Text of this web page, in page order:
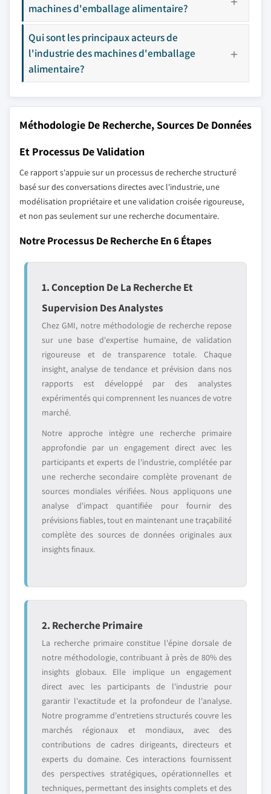
machines d'emballage alimentaire?
Qui sont les principaux acteurs de
l'industrie des machines d'emballage
alimentaire?
Méthodologie De Recherche, Sources De Données
Et Processus De Validation
Ce rapport s'appuie sur un processus de recherche structuré
basé sur des conversations directes avec l'industrie, une
modélisation propriétaire et une validation croisée rigoureuse,
et non pas seulement sur une recherche documentaire.
Notre Processus De Recherche En 6 Étapes
1. Conception De La Recherche Et
Supervision Des Analystes
Chez GMI, notre méthodologie de recherche repose
sur une base d'expertise humaine, de validation
rigoureuse et de transparence totale. Chaque
insight, analyse de tendance et prévision dans nos
rapports est développé par des analystes
expérimentés qui comprennent les nuances de votre
marché.
Notre approche intègre une recherche primaire
approfondie par un engagement direct avec les
participants et experts de l'industrie, complétée par
une recherche secondaire complète provenant de
sources mondiales vérifiées. Nous appliquons une
analyse d'impact quantifiée pour fournir des
prévisions fiables, tout en maintenant une traçabilité
complète des sources de données originales aux
insights finaux.
2. Recherche Primaire
La recherche primaire constitue l'épine dorsale de
notre méthodologie, contribuant à près de 80% des
insights globaux. Elle implique un engagement
direct avec les participants de l'industrie pour
garantir l'exactitude et la profondeur de l'analyse.
Notre programme d'entretiens structurés couvre les
marchés régionaux et mondiaux, avec des
contributions de cadres dirigeants, directeurs et
experts du domaine. Ces interactions fournissent
des perspectives stratégiques, opérationnelles et
techniques, permettant des insights complets et des